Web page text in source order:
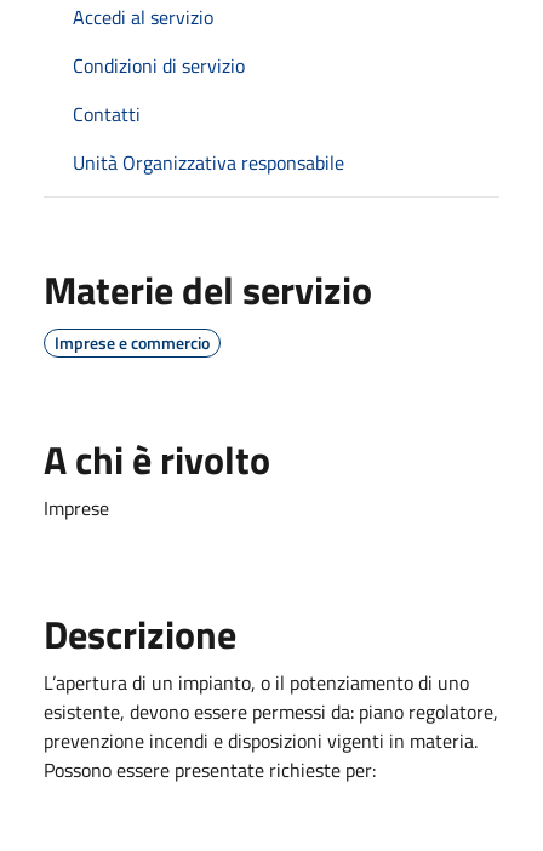
Accedi al servizio
Condizioni di servizio
Contatti
Unità Organizzativa responsabile
Materie del servizio
Imprese e commercio
A chi è rivolto
Imprese
Descrizione
L’apertura di un impianto, o il potenziamento di uno
esistente, devono essere permessi da: piano regolatore,
prevenzione incendi e disposizioni vigenti in materia.
Possono essere presentate richieste per: